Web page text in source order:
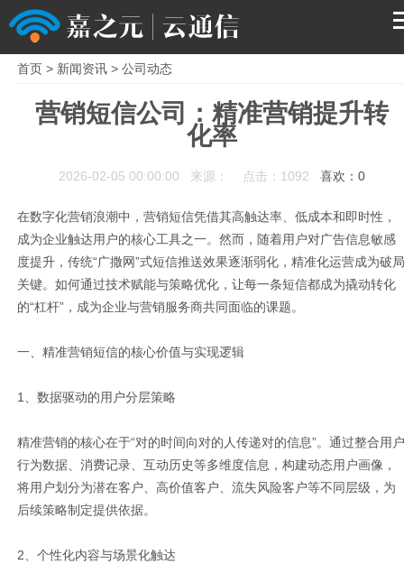
产品
解决方案
服务支持
关于我们
首页> 新闻资讯> 公司动态
营销短信公司：精准营销提升转
化率
2026-02-05 00:00:00 来源： 点击：1092喜欢：0
在数字化营销浪潮中，营销短信凭借其高触达率、低成本和即时性，
成为企业触达用户的核心工具之一。然而，随着用户对广告信息敏感
度提升，传统“广撒网”式短信推送效果逐渐弱化，精准化运营成为破局
关键。如何通过技术赋能与策略优化，让每一条短信都成为撬动转化
的“杠杆”，成为企业与营销服务商共同面临的课题。
一、精准营销短信的核心价值与实现逻辑
1、数据驱动的用户分层策略
精准营销的核心在于“对的时间向对的人传递对的信息”。通过整合用户
行为数据、消费记录、互动历史等多维度信息，构建动态用户画像，
将用户划分为潜在客户、高价值客户、流失风险客户等不同层级，为
后续策略制定提供依据。
2、个性化内容与场景化触达